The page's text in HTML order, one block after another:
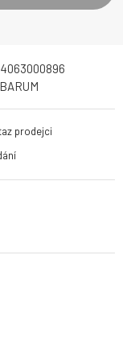
BARUM
prodejci